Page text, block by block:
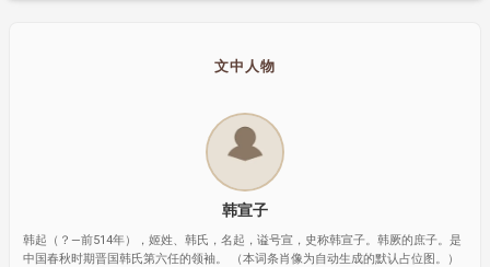
文中人物
韩宣子
韩起（？—前514年），姬姓、韩氏，名起，谥号宣，史称韩宣子。韩厥的庶子。是
中国春秋时期晋国韩氏第六任的领袖。 （本词条肖像为自动生成的默认占位图。）